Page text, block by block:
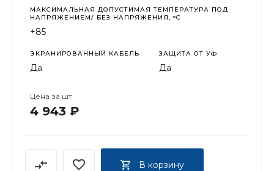
МАКСИМАЛЬНАЯ ДОПУСТИМАЯ ТЕМПЕРАТУРА ПОД
НАПРЯЖЕНИЕМ/ БЕЗ НАПРЯЖЕНИЯ, °C
+85
ЭКРАНИРОВАННЫЙ КАБЕЛЬ
Да
ЗАЩИТА ОТ УФ
Да
Цена за шт
4 943 ₽
В корзину